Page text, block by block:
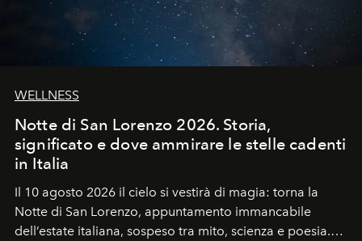
WELLNESS
Notte di San Lorenzo 2026. Storia,
significato e dove ammirare le stelle cadenti
in Italia
Il 10 agosto 2026 il cielo si vestirà di magia: torna la
Notte di San Lorenzo, appuntamento immancabile
dell’estate italiana, sospeso tra mito, scienza e poesia.